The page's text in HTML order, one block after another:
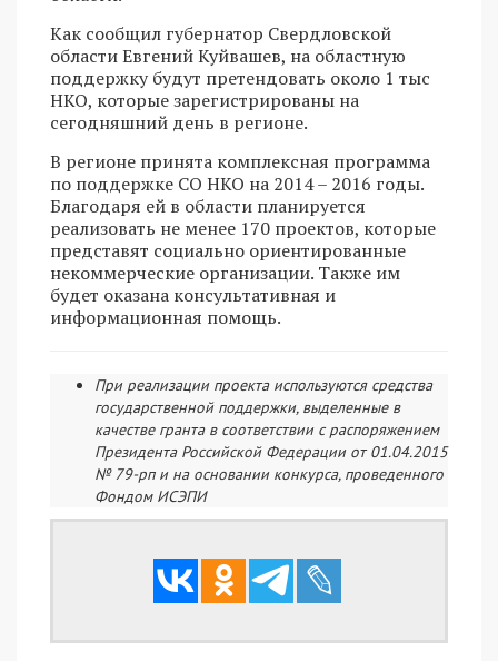
Как сообщил губернатор Свердловской
области Евгений Куйвашев, на областную
поддержку будут претендовать около 1 тыс
НКО, которые зарегистрированы на
сегодняшний день в регионе.
В регионе принята комплексная программа
по поддержке СО НКО на 2014 – 2016 годы.
Благодаря ей в области планируется
реализовать не менее 170 проектов, которые
представят социально ориентированные
некоммерческие организации. Также им
будет оказана консультативная и
информационная помощь.
При реализации проекта используются средства
государственной поддержки, выделенные в
качестве гранта в соответствии с распоряжением
Президента Российской Федерации от 01.04.2015
№ 79-рп и на основании конкурса, проведенного
Фондом ИСЭПИ